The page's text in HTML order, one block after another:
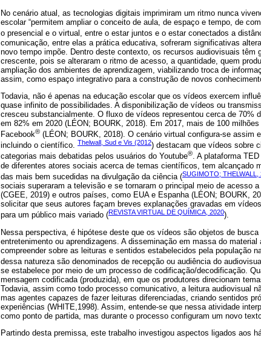
No cenário atual, as tecnologias digitais imprimiram um ritmo nunca
escolar “permitem ampliar o conceito de aula, de espaço e tempo, de
o presencial e o virtual, entre o estar juntos e o estar conectados a
comunicação, entre elas a prática educativa, sofreram significativas
novo tempo impõe. Dentro deste contexto, os recursos audiovisuais
crescente, pois se alteraram o ritmo de acesso, a quantidade, quem
ampliação dos ambientes de aprendizagem, viabilizando troca de
assim, como espaço integrativo para a construção de novos
Todavia, não é apenas na educação escolar que os vídeos exercem
quase infinito de possibilidades. A disponibilização de vídeos ou
cresceu substancialmente. O fluxo de vídeos representou cerca de 70%
em 82% em 2020 (LÉON; BOURK, 2018). Em 2017, mais de 100
Facebook® (LÉON; BOURK, 2018). O cenário virtual configura-se assim
incluindo o científico. Thelwall, Sud e Vis (2012) destacam que vídeos sobre
categorias mais debatidas pelos usuários do Youtube®. A plataforma
de diferentes atores sociais acerca de temas científicos, tem alcançado
das mais bem sucedidas na divulgação da ciência (SUGIMOTO; THELWALL,
sociais superaram a televisão e se tornaram o principal meio de acesso
(CGEE, 2019) e outros países, como EUA e Espanha (LÉON; BOURK,
solicitar que seus autores façam breves explanações gravadas em
para um público mais variado (REVISTA VIRTUAL DE QUÍMICA, 2020).
Nessa perspectiva, é hipótese deste que os vídeos são objetos de
entretenimento ou aprendizagens. A disseminação em massa do
compreender sobre as leituras e sentidos estabelecidos pela população
dessa natureza são denominados de recepção ou audiência do
se estabelece por meio de um processo de codificação/decodificação.
mensagem codificada (produzida), em que os produtores direcionam
Todavia, assim como todo processo comunicativo, a leitura audiovisual
mas agentes capazes de fazer leituras diferenciadas, criando sentidos
experiências (WHITE,1998). Assim, entende-se que nessa atividade
como ponto de partida, mas durante o processo configuram um novo
Partindo desta premissa, este trabalho investigou aspectos ligados aos